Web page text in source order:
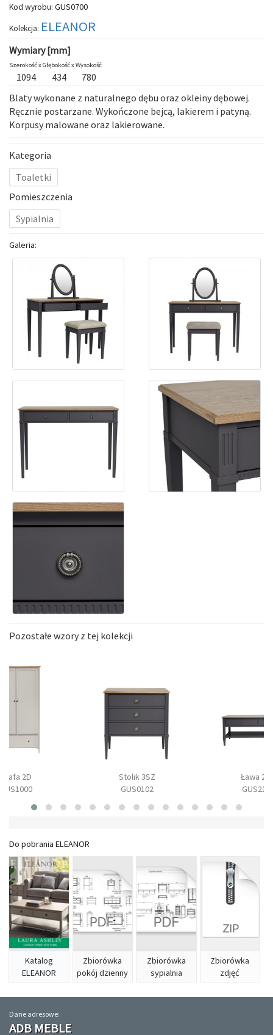
Kod wyrobu: GUS0700
Kolekcja: ELEANOR
Wymiary [mm]
Szerokość xGłębokość xWysokość
1094 434
780
Blaty wykonane z naturalnego dębu oraz okleiny dębowej.
Ręcznie postarzane. Wykończone bejcą, lakierem i patyną.
Korpusy malowane oraz lakierowane.
Kategoria
Toaletki
Pomieszczenia
Sypialnia
Galeria:
Pozostałe wzory z tej kolekcji
Szafa 2D
Stolik 3SZ
GUS0102
Ława
Do pobrania ELEANOR
Katalog
ELEANOR
Zbiorówka
pokój dzienny
Zbiorówka
sypialnia
Zbiorówka
zdjęć
Dane adresowe:
ADB MEBLE